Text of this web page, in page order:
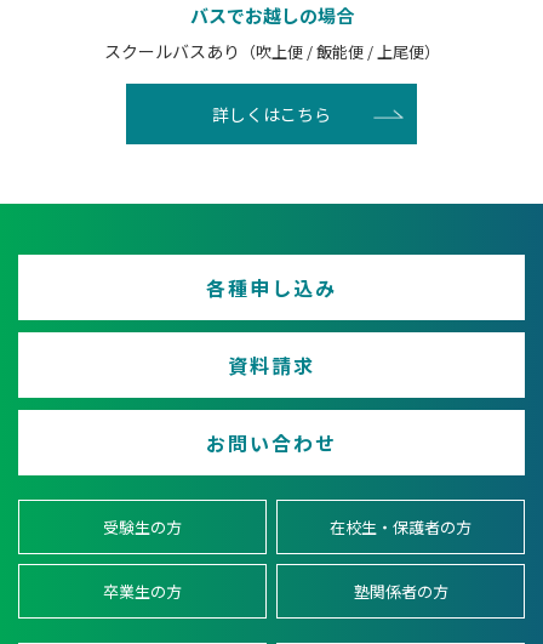
バスでお越しの場合
スクールバスあり （吹上便 / 飯能便 / 上尾便）
詳しくはこちら
各種申し込み
資料請求
お問い合わせ
受験生の方 在校生・保護者の方
卒業生の方 塾関係者の方